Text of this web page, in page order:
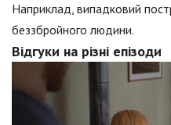
Наприклад, випадковий
беззбройного людини.
Відгуки на різні епізоди